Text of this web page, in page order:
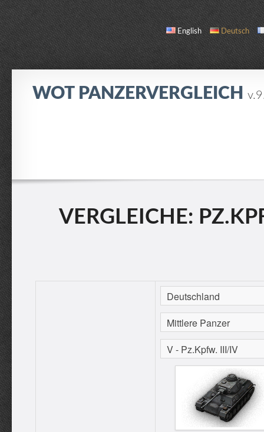
English Deutsch
WOT PANZERVERGLEICH
ÜBER UNS / KONTAKT
VERGLEICHE: